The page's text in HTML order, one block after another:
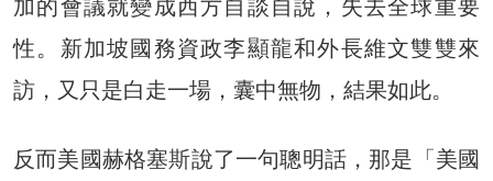
加的會議就變成西方自談自說，失去全球重要
性。新加坡國務資政李顯龍和外長維文雙雙來
訪，又只是白走一場，囊中無物，結果如此。
反而美國赫格塞斯說了一句聰明話，那是「美國